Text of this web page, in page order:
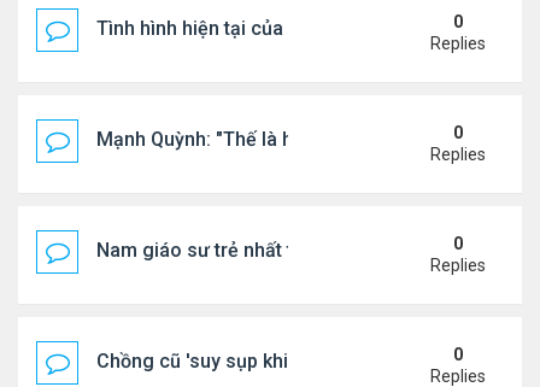
Tình hình hiện tại của Quang Lê
0
Replies
Mạnh Quỳnh: "Thế là hết"
0
Replies
Nam giáo sư trẻ nhất thế giới ở tuổi 18
0
Replies
Chồng cũ 'suy sụp khi biết tin Nicole Kidman có
0
Replies